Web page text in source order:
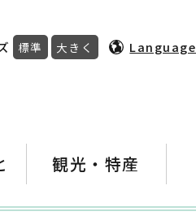
標準 大きく Language
観光・特産